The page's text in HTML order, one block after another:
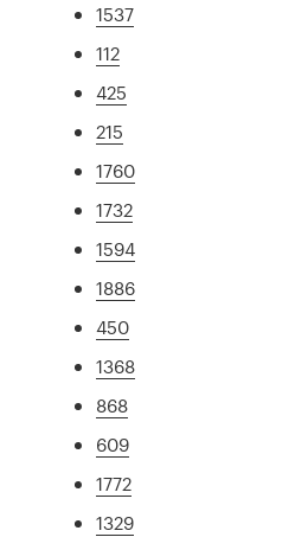
1537
112
425
215
1760
1732
1594
1886
450
1368
868
609
1772
1329